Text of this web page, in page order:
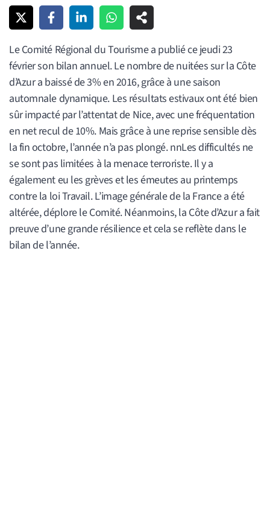
Le Comité Régional du Tourisme a publié ce jeudi 23
février son bilan annuel. Le nombre de nuitées sur la Côte
d’Azur a baissé de 3% en 2016, grâce à une saison
automnale dynamique. Les résultats estivaux ont été bien
sûr impacté par l’attentat de Nice, avec une fréquentation
en net recul de 10%. Mais grâce à une reprise sensible dès
la fin octobre, l’année n’a pas plongé. nnLes difficultés ne
se sont pas limitées à la menace terroriste. Il y a
également eu les grèves et les émeutes au printemps
contre la loi Travail. L’image générale de la France a été
altérée, déplore le Comité. Néanmoins, la Côte d’Azur a fait
preuve d’une grande résilience et cela se reflète dans le
bilan de l’année.